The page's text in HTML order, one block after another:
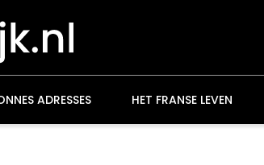
ADRESSES HET FRANSE LEVEN